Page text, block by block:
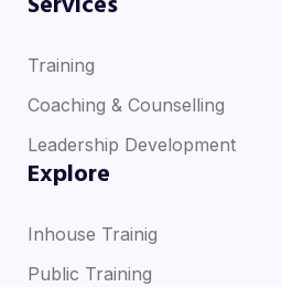
Training
Coaching & Counselling
Leadership Development
Explore
Inhouse Trainig
Public Training